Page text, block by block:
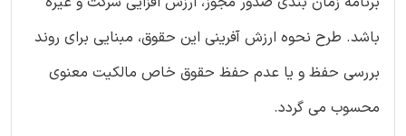
باشد. طرح نحوه ارزش آفرینی این حقوق، مبنایی برای روند
بررسی حفظ و یا عدم حفظ حقوق خاص مالکیت معنوی
محسوب می گردد.